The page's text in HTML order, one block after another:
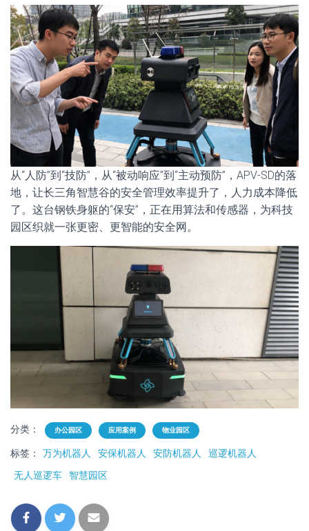
从“人防”到“技防”，从“被动响应”到“主动预防”，APV-SD的落
地，让长三角智慧谷的安全管理效率提升了，人力成本降低
了。这台钢铁身躯的“保安”，正在用算法和传感器，为科技
园区织就一张更密、更智能的安全网。
分类： 办公园区 应用案例 物业园区
标签： 万为机器人 安保机器人 安防机器人
巡逻机器人
无人巡逻车
智慧园区